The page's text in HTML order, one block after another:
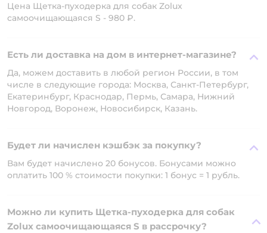
Цена Щетка-пуходерка для собак Zolux
самоочищающаяся S - 980 ₽.
Есть ли доставка на дом в интернет-магазине?
Да, можем доставить в любой регион России, в том
числе в следующие города: Москва, Санкт-Петербург,
Екатеринбург, Краснодар, Пермь, Самара, Нижний
Новгород, Воронеж, Новосибирск, Казань.
Будет ли начислен кэшбэк за покупку?
Вам будет начислено 20 бонусов. Бонусами можно
оплатить 100 % стоимости покупки: 1 бонус = 1 рубль.
Можно ли купить Щетка-пуходерка для собак
Zolux самоочищающаяся S в рассрочку?